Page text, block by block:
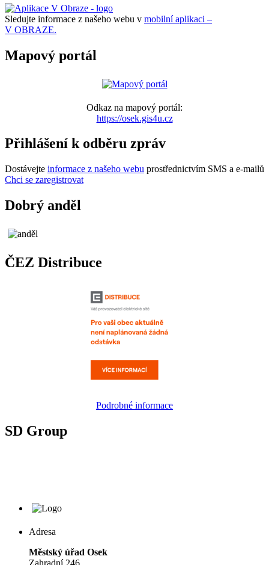
Sledujte informace z našeho webu v mobilní aplikaci –
V OBRAZE.
Mapový portál
Odkaz na mapový portál:
https://osek.gis4u.cz
Přihlášení k odběru zpráv
Dostávejte informace z našeho webu prostřednictvím SMS a e-mailů
Chci se zaregistrovat
Dobrý anděl
ČEZ Distribuce
Podrobné informace
SD Group
Adresa
Městský úřad Osek
Zahradní 246